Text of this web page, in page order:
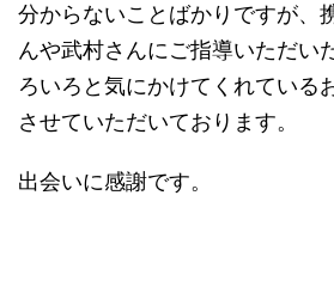
分からないことばかりですが、
んや武村さんにご指導いただい
ろいろと気にかけてくれている
させていただいております。
出会いに感謝です。